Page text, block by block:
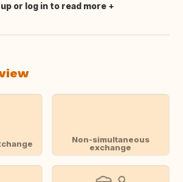
or log in to read more
Non-simultaneous
exchange